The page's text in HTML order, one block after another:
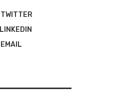
TWITTER
LINKEDIN
EMAIL